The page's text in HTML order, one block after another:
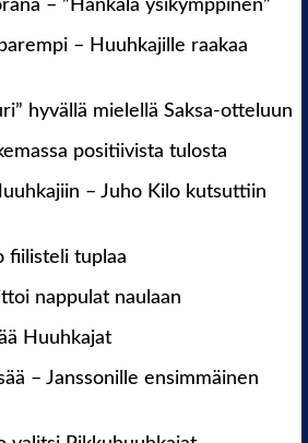
– ”Hankala ysikymppinen”
– Huuhkajille raakaa
hyvällä mielellä Saksa-otteluun
positiivista tulosta
– Juho Kilo kutsuttiin
fiilisteli tuplaa
nappulat naulaan
Huuhkajat
– Janssonille ensimmäinen